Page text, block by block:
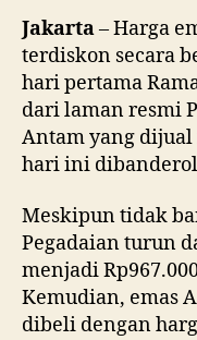
Jakarta– Harga
terdiskon secara
hari pertama
dari laman resmi
Antam yang
hari ini dibanderol
Meskipun tidak
Pegadaian turun
menjadi
Kemudian, emas
dibeli dengan